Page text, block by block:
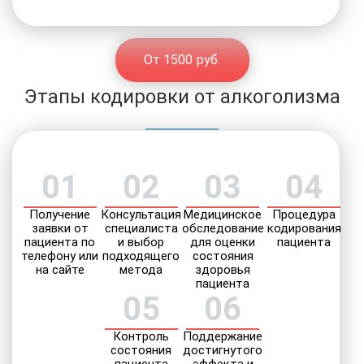
От 1500 руб.
Этапы кодировки от алкоголизма
01
Получение
заявки от
пациента по
телефону или
на сайте
02
Консультация
специалиста
и выбор
подходящего
метода
03
Медицинское
обследование
для оценки
состояния
здоровья
пациента
04
Процедура
кодирования
пациента
05
Контроль
состояния
06
Поддержание
достигнутого